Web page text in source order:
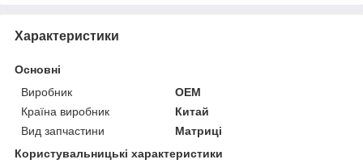
Характеристики
Основні
Виробник
OEM
Країна виробник
Китай
Вид запчастини
Матриці
Користувальницькі характеристики